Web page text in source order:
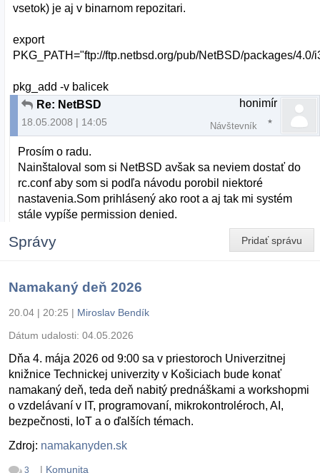
vsetok) je aj v binarnom repozitari.
export
PKG_PATH="ftp://ftp.netbsd.org/pub/NetBSD/packages/4.0/
pkg_add -v balicek
Re: NetBSD
18.05.2008 | 14:05
honimír
Návštevník
Prosím o radu.
Nainštaloval som si NetBSD avšak sa neviem dostať do
rc.conf aby som si podľa návodu porobil niektoré
nastavenia.Som prihlásený ako root a aj tak mi systém
stále vypíše permission denied.
Pridať správu
Správy
Namakaný deň 2026
20.04 | 20:25 | Miroslav Bendík
Dátum udalosti: 04.05.2026
Dňa 4. mája 2026 od 9:00 sa v priestoroch Univerzitnej
knižnice Technickej univerzity v Košiciach bude konať
namakaný deň, teda deň nabitý prednáškami a workshopmi
o vzdelávaní v IT, programovaní, mikrokontroléroch, AI,
bezpečnosti, IoT a o ďalších témach.
Zdroj: namakanyden.sk
3 | Komunita